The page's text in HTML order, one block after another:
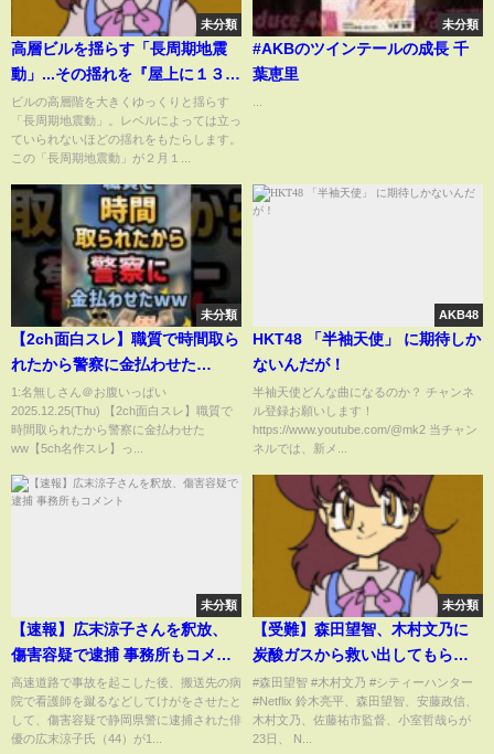
未分類
高層ビルを揺らす「長周期地震
動」...その揺れを『屋上に１３５
０トンのおもり』で抑える！？
最新技術の仕組みとは（2023年2
月1日）
ビルの高層階を大きくゆっくりと揺らす
「長周期地震動」。レベルによっては立っ
ていられないほどの揺れをもたらします。
この「長周期地震動」が２月１...
未分類
#AKBのツインテールの成長 千
葉恵里
未分類
【2ch面白スレ】職質で時間取ら
れたから警察に金払わせた
ww【5ch名作スレ】
1:名無しさん＠お腹いっぱい
2025.12.25(Thu) 【2ch面白スレ】職質で
時間取られたから警察に金払わせた
ww【5ch名作スレ】っ...
AKB48
HKT48 「半袖天使」 に期待しか
ないんだが！
半袖天使どんな曲になるのか？ チャンネ
ル登録お願いします！
https://www.youtube.com/@mk2 当チャン
ネルでは、新メ...
未分類
【速報】広末涼子さんを釈放、
傷害容疑で逮捕 事務所もコメン
ト
高速道路で事故を起こした後、搬送先の病
院で看護師を蹴るなどしてけがをさせたと
して、傷害容疑で静岡県警に逮捕された俳
優の広末涼子氏（44）が1...
未分類
【受難】森田望智、木村文乃に
炭酸ガスから救い出してもらう
急な噴射に驚く場面も Netflix 映
画『シティーハンター』ワール
ドプレミアイベント
#森田望智 #木村文乃 #シティーハンター
#Netflix 鈴木亮平、森田望智、安藤政信、
木村文乃、佐藤祐市監督、小室哲哉らが
23日、 N...